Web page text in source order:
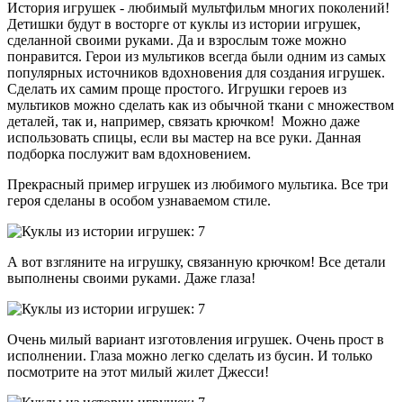
История игрушек - любимый мультфильм многих поколений!
Детишки будут в восторге от куклы из истории игрушек,
сделанной своими руками. Да и взрослым тоже можно
понравится. Герои из мультиков всегда были одним из самых
популярных источников вдохновения для создания игрушек.
Сделать их самим проще простого. Игрушки героев из
мультиков можно сделать как из обычной ткани с множеством
деталей, так и, например, связать крючком! Можно даже
использовать спицы, если вы мастер на все руки. Данная
подборка послужит вам вдохновением.
Прекрасный пример игрушек из любимого мультика. Все три
героя сделаны в особом узнаваемом стиле.
А вот взгляните на игрушку, связанную крючком! Все детали
выполнены своими руками. Даже глаза!
Очень милый вариант изготовления игрушек. Очень прост в
исполнении. Глаза можно легко сделать из бусин. И только
посмотрите на этот милый жилет Джесси!